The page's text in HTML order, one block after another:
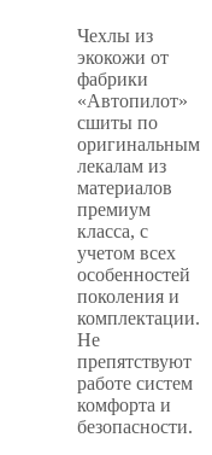
Чехлы из
экокожи от
фабрики
«Автопилот»
сшиты по
оригинальным
лекалам из
материалов
премиум
класса, с
учетом всех
особенностей
поколения и
комплектации.
Не
препятствуют
работе систем
комфорта и
безопасности.